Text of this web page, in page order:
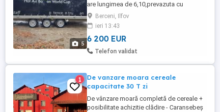
5
are lungimea de 6,10,prevazuta cu
obloane , schelet metalic + prelata (foto)
,cealalta are lungimea de 7,10 ,cu
obloane,troliu masini, rampi de incarcare
,fabricatie 2023,folosita de cateva ori
(Noua),MAI MULTE INFORMATII DOAR LA
Berceni, Ilfov
ieri 13:43
6 200 EUR
Telefon validat
1
De vanzare moara cereale
capacitate 30 T zi
De vânzare moară completă de cereale +
posibilitate achizitie clădire - Caransebeș